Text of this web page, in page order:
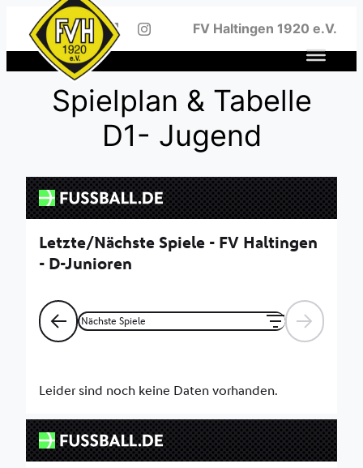
Inhalt
springen
FV Haltingen 1920 e.V.
Spielplan & Tabelle
D1- Jugend